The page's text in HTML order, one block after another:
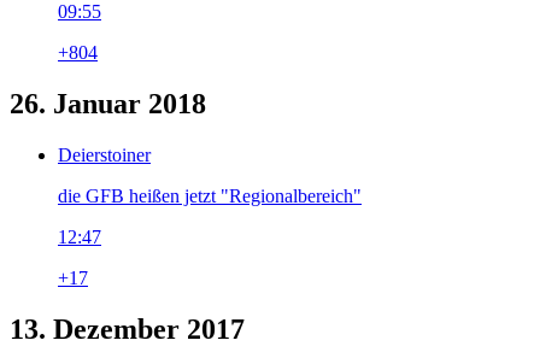
09:55
+804
26. Januar 2018
Deierstoiner
die GFB heißen jetzt "Regionalbereich"
12:47
+17
13. Dezember 2017